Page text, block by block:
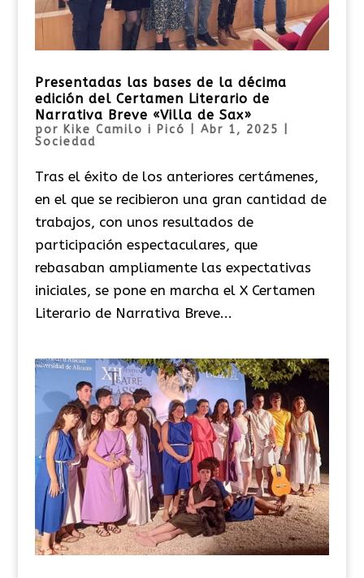
Presentadas las bases de la décima
edición del Certamen Literario de
Narrativa Breve «Villa de Sax»
por Kike Camilo i Picó Abr 1, 2025
Sociedad
Tras el éxito de los anteriores certámenes,
en el que se recibieron una gran cantidad de
trabajos, con unos resultados de
participación espectaculares, que
rebasaban ampliamente las expectativas
iniciales, se pone en marcha el X Certamen
Literario de Narrativa Breve...